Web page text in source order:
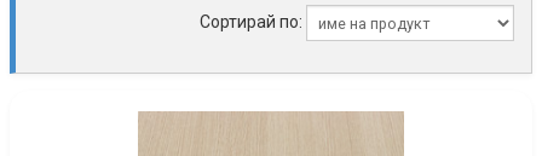
Сортирай по: